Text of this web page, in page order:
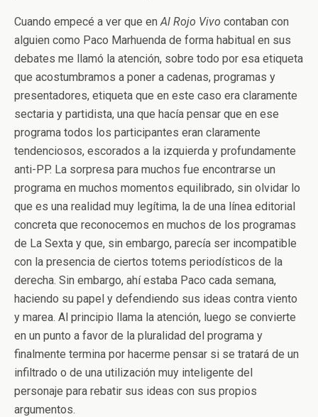
Cuando empecé a ver que enAl Rojo Vivo contaban con
alguien como Paco Marhuenda de forma habitual en sus
debates me llamó la atención, sobre todo por esa etiqueta
que acostumbramos a poner a cadenas, programas y
presentadores, etiqueta que en este caso era claramente
sectaria y partidista, una que hacía pensar que en ese
programa todos los participantes eran claramente
tendenciosos, escorados a la izquierda y profundamente
anti-PP. La sorpresa para muchos fue encontrarse un
programa en muchos momentos equilibrado, sin olvidar lo
que es una realidad muy legítima, la de una línea editorial
concreta que reconocemos en muchos de los programas
de La Sexta y que, sin embargo, parecía ser incompatible
con la presencia de ciertos totems periodísticos de la
derecha. Sin embargo, ahí estaba Paco cada semana,
haciendo su papel y defendiendo sus ideas contra viento
y marea. Al principio llama la atención, luego se convierte
en un punto a favor de la pluralidad del programa y
finalmente termina por hacerme pensar si se tratará de un
infiltrado o de una utilización muy inteligente del
personaje para rebatir sus ideas con sus propios
argumentos.